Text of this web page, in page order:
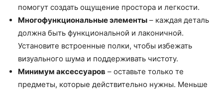
помогут создать ощущение простора и легкости.
Многофункциональные элементы – каждая деталь
должна быть функциональной и лаконичной.
Установите встроенные полки, чтобы избежать
визуального шума и поддерживать чистоту.
Минимум аксессуаров – оставьте только те
предметы, которые действительно нужны. Меньше